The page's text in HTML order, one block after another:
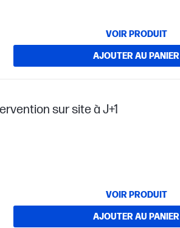
VOIR PRODUIT
AJOUTER AU PANIER
sur site à J+1
VOIR PRODUIT
AJOUTER AU PANIER